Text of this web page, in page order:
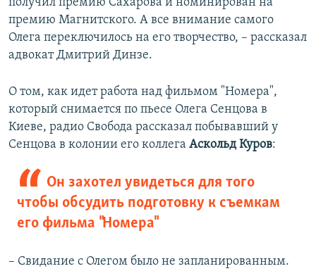
получил премию Сахарова и номинирован на
премию Магнитского. А все внимание самого
Олега переключилось на его творчество, – рассказал
адвокат Дмитрий Динзе.
О том, как идет работа над фильмом "Номера",
который снимается по пьесе Олега Сенцова в
Киеве, радио Свобода рассказал побывавший у
Сенцова в колонии его коллега Аскольд Куров:
Он захотел увидеться для того
чтобы обсудить подготовку к съемкам
его фильма "Номера"
– Свидание с Олегом было не запланированным.